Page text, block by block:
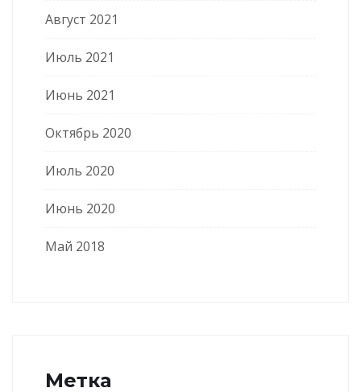
Август 2021
Июль 2021
Июнь 2021
Октябрь 2020
Июль 2020
Июнь 2020
Май 2018
Метка